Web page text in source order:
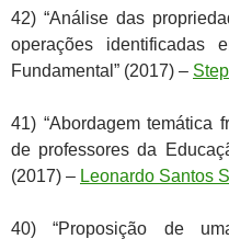
42) “Análise das
operações identificadas
Fundamental” (2017) –
41) “Abordagem temática
de professores da
(2017) – Leonardo Santos
40) “Proposição de